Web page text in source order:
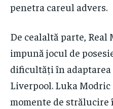
penetra careul advers.
De cealaltă parte, Real
impună jocul de
dificultăți în
Liverpool. Luka
momente de